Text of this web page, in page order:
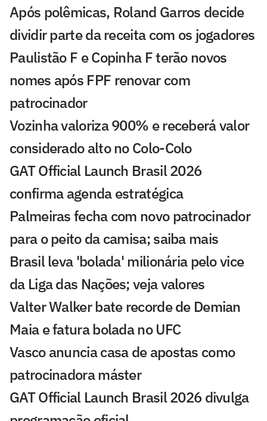
Após polêmicas, Roland Garros decide
dividir parte da receita com os jogadores
Paulistão F e Copinha F terão novos
nomes após FPF renovar com
patrocinador
Vozinha valoriza 900% e receberá valor
considerado alto no Colo-Colo
GAT Official Launch Brasil 2026
confirma agenda estratégica
Palmeiras fecha com novo patrocinador
para o peito da camisa; saiba mais
Brasil leva 'bolada' milionária pelo vice
da Liga das Nações; veja valores
Valter Walker bate recorde de Demian
Maia e fatura bolada no UFC
Vasco anuncia casa de apostas como
patrocinadora máster
GAT Official Launch Brasil 2026 divulga